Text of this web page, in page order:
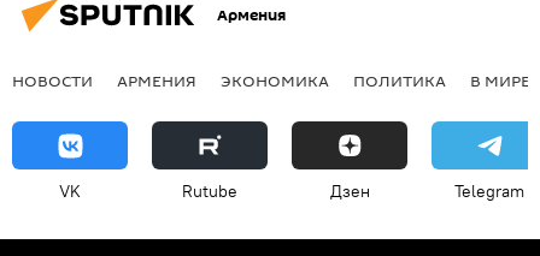
Армения
НОВОСТИ АРМЕНИЯ ЭКОНОМИКА ПОЛИТИКА В МИРЕ
VK Rutube Дзен Telegram